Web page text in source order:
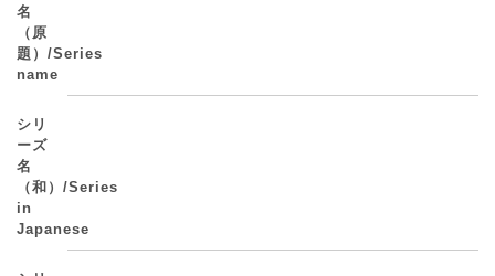
名
（原
題）/Series
name
シリ
ーズ
名
（和）/Series
in
Japanese